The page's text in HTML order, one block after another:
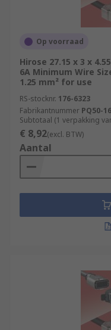
Op voorraad
Hirose 27.15 x 3 x
6A Minimum Wire
1.25 mm² for use
RS-stocknr. 176-6323
Fabrikantnummer PQ50-
Subtotaal (1 verpakking
€ 8,92(excl. BTW)
Aantal